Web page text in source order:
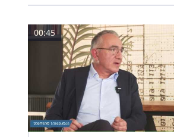
00:45